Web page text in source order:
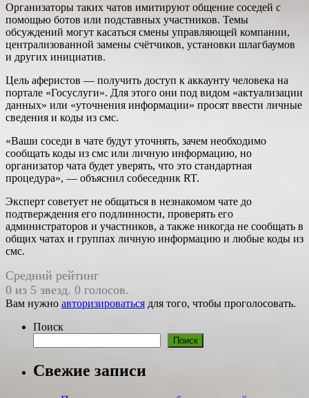
Организаторы таких чатов имитируют общение соседей с
помощью ботов или подставных участников. Темы
обсуждений могут касаться смены управляющей компании,
централизованной замены счётчиков, установки шлагбаумов
и других инициатив.
Цель аферистов — получить доступ к аккаунту человека на
портале «Госуслуги». Для этого они под видом «актуализации
данных» или «уточнения информации» просят ввести личные
сведения и коды из смс.
«Ваши соседи в чате будут уточнять, зачем необходимо
сообщать коды из смс или личную информацию, но
организатор чата будет уверять, что это стандартная
процедура», — объяснил собеседник RT.
Эксперт советует не общаться в незнакомом чате до
подтверждения его подлинности, проверять его
администраторов и участников, а также никогда не сообщать в
общих чатах и группах личную информацию и любые коды из
смс.
Средний рейтинг
0 из 5 звезд. 0 голосов.
Вам нужно авторизироваться для того, чтобы проголосовать.
Поиск
Поиск
Свежие записи